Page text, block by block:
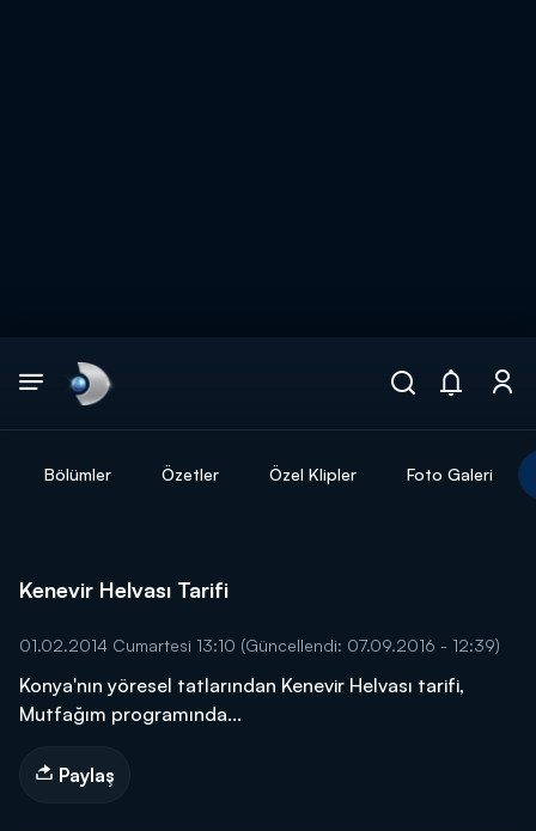
Bölümler Özetler Özel Klipler Foto Galeri
Kenevir Helvası Tarifi
01.02.2014 Cumartesi 13:10 (Güncellendi: 07.09.2016 - 12:39)
Konya'nın yöresel tatlarından Kenevir Helvası tarifi,
Mutfağım programında...
Paylaş